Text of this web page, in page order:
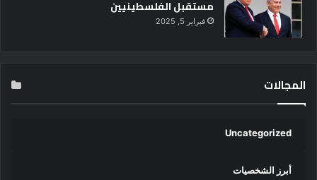
مستقبل الفلسطينيين
فبراير 5, 2025
المجالات
Uncategorized
أبرز الشخصيات